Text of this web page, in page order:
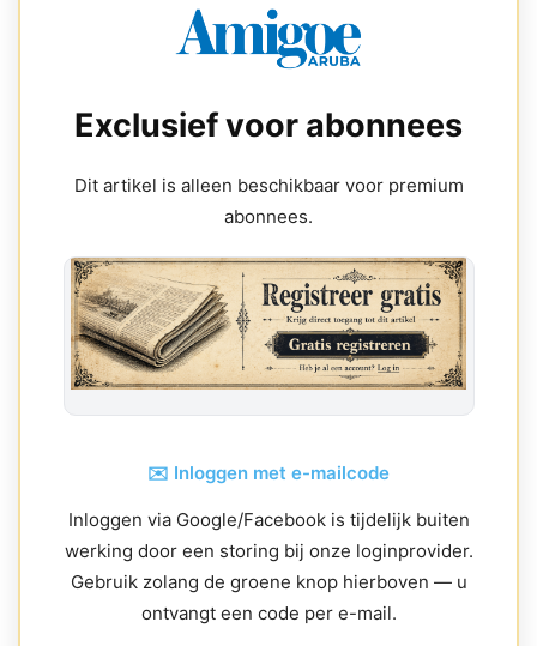
Exclusief voor abonnees
Dit artikel is alleen beschikbaar voor premium
abonnees.
✉️ Inloggen met e-mailcode
Inloggen via Google/Facebook is tijdelijk buiten
werking door een storing bij onze loginprovider.
Gebruik zolang de groene knop hierboven — u
ontvangt een code per e-mail.